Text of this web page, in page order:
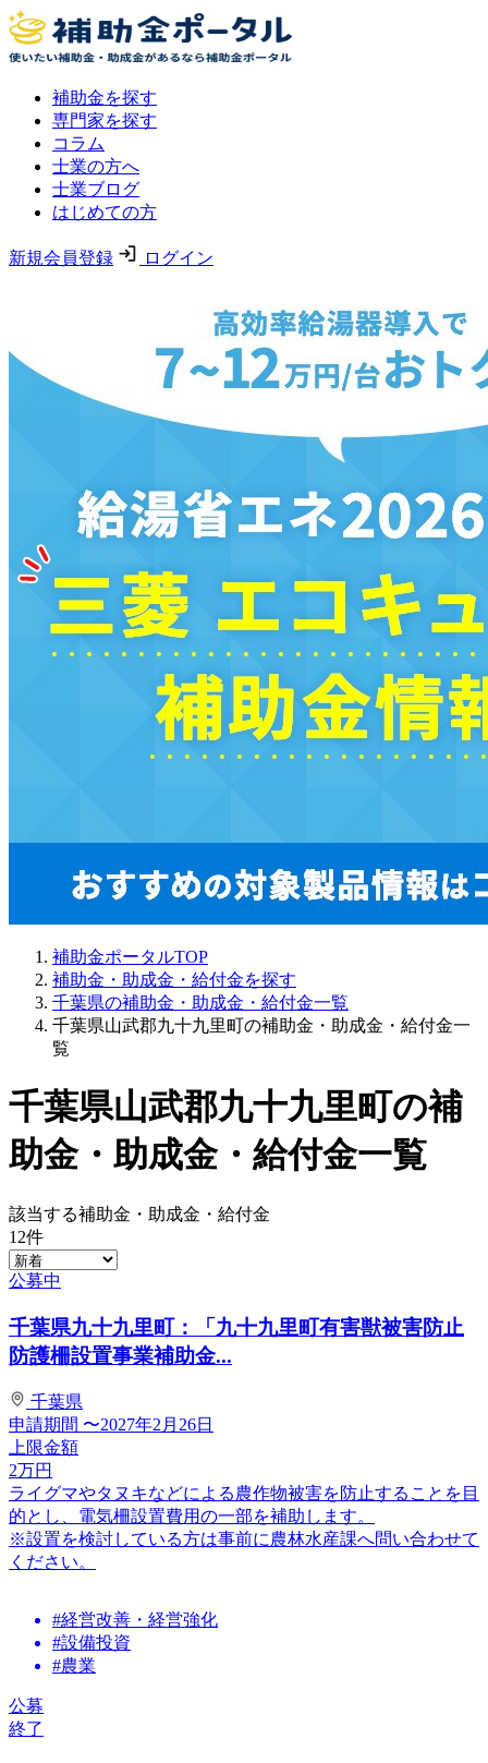
補助金を探す
専門家を探す
コラム
士業の方へ
士業ブログ
はじめての方
新規会員登録 ログイン
補助金ポータルTOP
補助金・助成金・給付金を探す
千葉県の補助金・助成金・給付金一覧
千葉県山武郡九十九里町の補助金・助成金・給付金一
覧
千葉県山武郡九十九里町の補
助金・助成金・給付金一覧
該当する補助金・助成金・給付金
12件
公募中
千葉県九十九里町：「九十九里町有害獣被害防止
防護柵設置事業補助金...
千葉県
申請期間 〜2027年2月26日
上限金額
2万円
ライグマやタヌキなどによる農作物被害を防止することを目
的とし、電気柵設置費用の一部を補助します。
※設置を検討している方は事前に農林水産課へ問い合わせて
ください。
#経営改善・経営強化
#設備投資
#農業
公募
終了